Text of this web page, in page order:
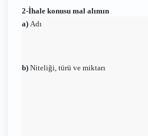
2-İhale konusu mal alımın
a) Adı
b) Niteliği, türü ve miktarı